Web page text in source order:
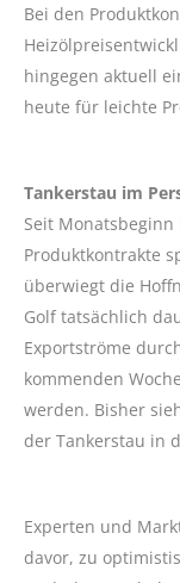
Bei den
hingegen aktuell
heute für leichte
Tankerstau im
Seit
Produktkontrakte
überwiegt die
Golf tatsächlich
Exportströme
kommenden
werden. Bisher
der Tankerstau in
Experten und
davor, zu